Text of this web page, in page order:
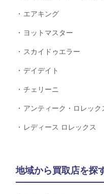
エアキング
ヨットマスター
スカイドゥエラー
デイデイト
チェリーニ
アンティーク・ロレック
レディース ロレックス
地域から買取店を探